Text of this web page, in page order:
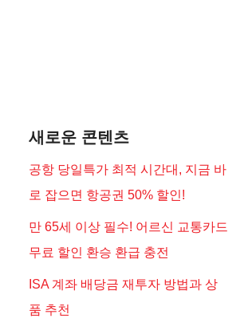
새로운 콘텐츠
공항 당일특가 최적 시간대, 지금 바
로 잡으면 항공권 50% 할인!
만 65세 이상 필수! 어르신 교통카드
무료 할인 환승 환급 충전
ISA 계좌 배당금 재투자 방법과 상
품 추천